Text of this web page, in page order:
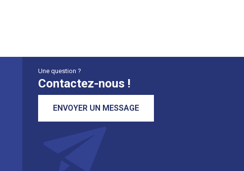
Une question ?
Contactez-nous !
ENVOYER UN MESSAGE